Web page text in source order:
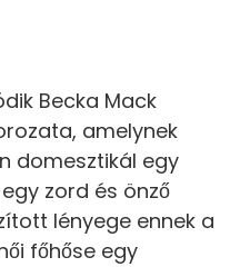
Becka Mack
amelynek
domesztikál egy
zord és önző
lényege ennek a
főhőse egy